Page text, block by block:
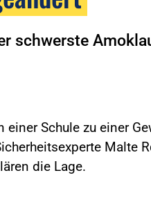
schwerste
einer Schule zu einer
Malte
die Lage.